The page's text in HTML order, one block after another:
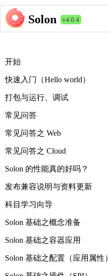
Solon v4.0.4
开始
快速入门（Hello world）
打包与运行、调试
常见问答
常见问答之 Web
常见问答之 Cloud
Solon 的性能真的好吗？
发布兼容说明与资料更新
科目学习向导
Solon 基础之概念准备
Solon 基础之容器应用
Solon 基础之配置（应用属性）